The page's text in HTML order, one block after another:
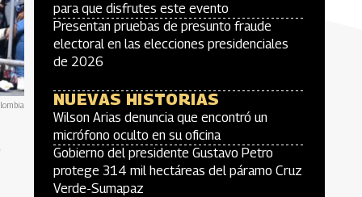
para que disfrutes este evento
Presentan pruebas de presunto fraude
electoral en las elecciones presidenciales
de 2026
NUEVAS HISTORIAS
Wilson Arias denuncia que encontró un
micrófono oculto en su oficina
Gobierno del presidente Gustavo Petro
protege 314 mil hectáreas del páramo Cruz
Verde-Sumapaz